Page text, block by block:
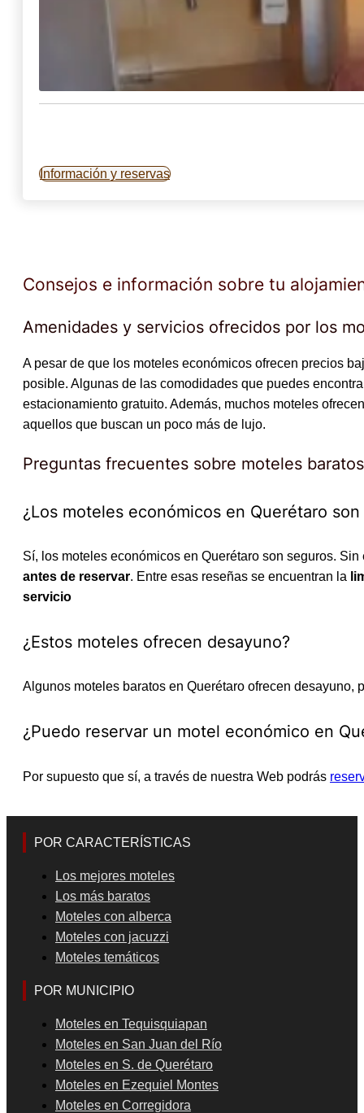
Información y reservas
Consejos e información sobre tu
Amenidades y servicios ofrecidos por los
A pesar de que los moteles económicos ofrecen precios
posible. Algunas de las comodidades que puedes
estacionamiento gratuito. Además, muchos moteles
aquellos que buscan un poco más de lujo.
Preguntas frecuentes sobre moteles
¿Los moteles económicos en Querétaro son
Sí, los moteles económicos en Querétaro son seguros.
antes de reservar. Entre esas reseñas se encuentran la
servicio
¿Estos moteles ofrecen desayuno?
Algunos moteles baratos en Querétaro ofrecen desayuno,
¿Puedo reservar un motel económico en
Por supuesto que sí, a través de nuestra Web podrás
POR CARACTERÍSTICAS
Los mejores moteles
Los más baratos
Moteles con alberca
Moteles con jacuzzi
Moteles temáticos
POR MUNICIPIO
Moteles en Tequisquiapan
Moteles en San Juan del Río
Moteles en S. de Querétaro
Moteles en Ezequiel Montes
Moteles en Corregidora